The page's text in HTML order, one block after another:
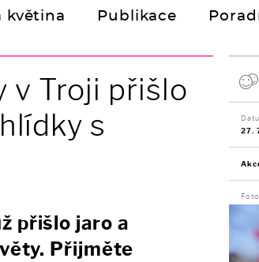
květina Publikace
v Troji přišlo
s
přišlo jaro a
Přijměte
27.